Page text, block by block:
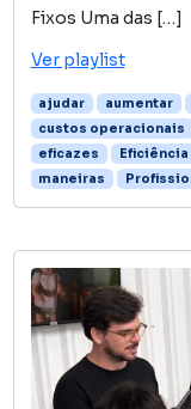
Fixos Uma das […]
Ver playlist
ajudar aumentar
custos operacionais
eficazes
Eficiência
maneiras